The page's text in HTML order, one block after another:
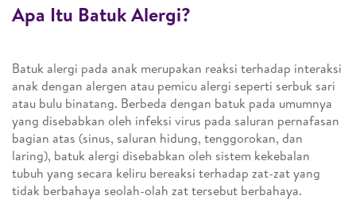
Apa Itu Batuk Alergi?
Batuk alergi pada anak merupakan reaksi terhadap interaksi
anak dengan alergen atau pemicu alergi seperti serbuk sari
atau bulu binatang. Berbeda dengan batuk pada umumnya
yang disebabkan oleh infeksi virus pada saluran pernafasan
bagian atas (sinus, saluran hidung, tenggorokan, dan
laring), batuk alergi disebabkan oleh sistem kekebalan
tubuh yang secara keliru bereaksi terhadap zat-zat yang
tidak berbahaya seolah-olah zat tersebut berbahaya.